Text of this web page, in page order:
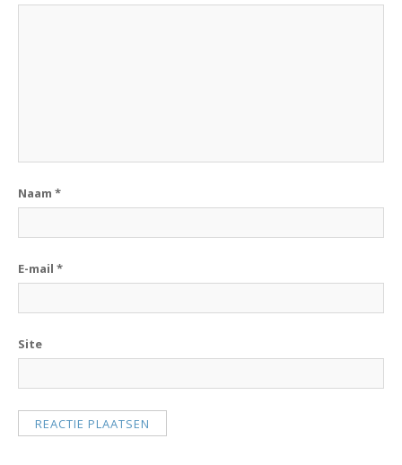
Naam *
E-mail *
Site